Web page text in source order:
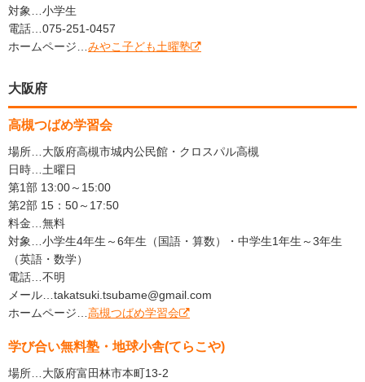
対象…小学生
電話…075-251-0457
ホームページ… みやこ子ども土曜塾
大阪府
高槻つばめ学習会
場所…大阪府高槻市城内公民館・クロスパル高槻
日時…土曜日
第1部 13:00～15:00
第2部 15：50～17:50
料金…無料
対象…小学生4年生～6年生（国語・算数）・中学生1年生～3年生
（英語・数学）
電話…不明
メール…takatsuki.tsubame@gmail.com
ホームページ… 高槻つばめ学習会
学び合い無料塾・地球小舎(てらこや)
場所…大阪府富田林市本町13-2